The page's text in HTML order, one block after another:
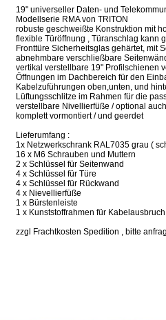
19" universeller Daten- und
Modellserie RMA von TRITON
robuste geschweißte Konstruktion mit
flexible Türöffnung , Türanschlag kann
Fronttüre Sicherheitsglas gehärtet, mit
abnehmbare verschließbare
vertikal verstellbare 19" Profilschienen
Öffnungen im Dachbereich für den
Kabelzuführungen oben,unten, und
Lüftungsschlitze im Rahmen für die
verstellbare Nivellierfüße / optional
komplett vormontiert / und geerdet
Lieferumfang :
1x Netzwerkschrank RAL7035 grau (
16 x M6 Schrauben und Muttern
2 x Schlüssel für Seitenwand
4 x Schlüssel für Türe
4 x Schlüssel für Rückwand
4 x Nievellierfüße
1 x Bürstenleiste
1 x Kunststoffrahmen für Kabelausbruch
zzgl Frachtkosten Spedition , bitte